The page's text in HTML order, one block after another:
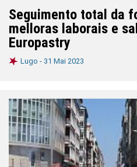
Seguimento total da
melloras laborais e
Europastry
Lugo - 31 Mai 2023